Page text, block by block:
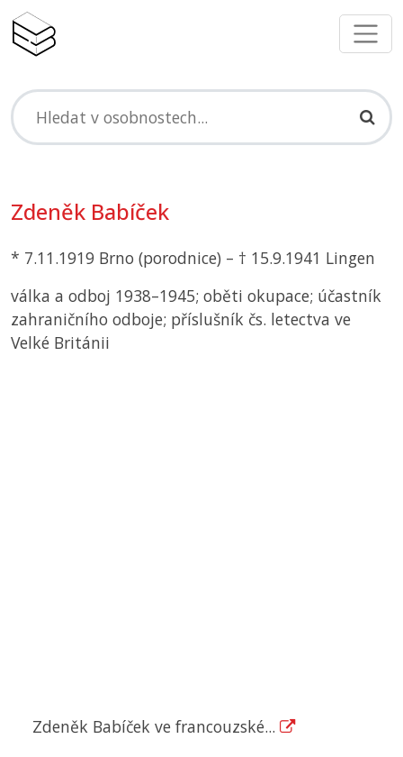
Zdeněk Babíček
* 7.11.1919 Brno (porodnice) – † 15.9.1941 Lingen
válka a odboj 1938–1945; oběti okupace; účastník
zahraničního odboje; příslušník čs. letectva ve
Velké Británii
Zdeněk Babíček ve francouzské...